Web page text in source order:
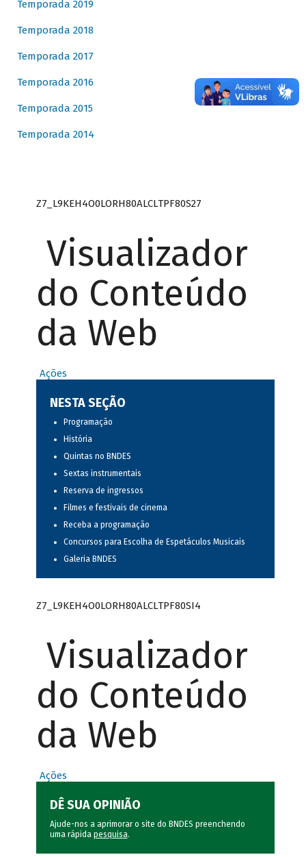
Temporada 2019
Temporada 2018
Temporada 2017
Temporada 2016
Temporada 2015
Temporada 2014
Z7_L9KEH4O0LORH80ALCLTPF80S27
Visualizador
do Conteúdo
da Web
Ações
NESTA SEÇÃO
Programação
História
Quintas no BNDES
Sextas instrumentais
Reserva de ingressos
Filmes e festivais de cinema
Receba a programação
Concursos para Escolha de Espetáculos Musicais
Galeria BNDES
Z7_L9KEH4O0LORH80ALCLTPF80SI4
Visualizador
do Conteúdo
da Web
Ações
DÊ SUA OPINIÃO
Ajude-nos a aprimorar o site do BNDES preenchendo
uma rápida pesquisa.